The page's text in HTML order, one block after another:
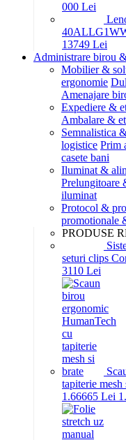
000 Lei
13749 Lei
Administrare birou
Mobilier &
ergonomie
Amenajare
Expediere &
Ambalare &
Semnalistica
logistice Prim
casete bani
Iluminat &
Prelungitoare
iluminat
Protocol &
promotionale
PRODUSE
seturi clips
3110 Lei
tapiterie mesh
1.66665 Lei